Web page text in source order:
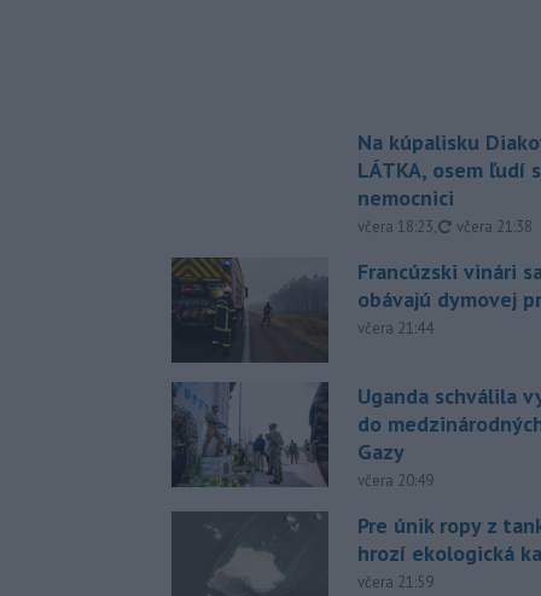
Na kúpalisku
LÁTKA, osem ľudí
nemocnici
včera 18:23, aktualizované
včera 21:38
Francúzski vinári
obávajú dymovej
včera 21:44
Uganda schválila
do
Gazy
včera 20:49
Pre únik ropy z
hrozí ekologická
včera 21:59